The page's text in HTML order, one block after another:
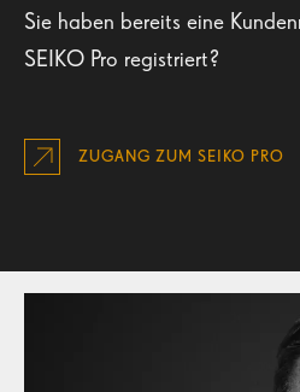
Sie haben bereits eine
SEIKO Pro registriert?
ZUGANG ZUM SEIKO PRO